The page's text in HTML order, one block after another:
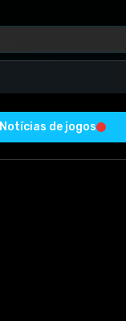
Download (13.05
Notícias de jogos